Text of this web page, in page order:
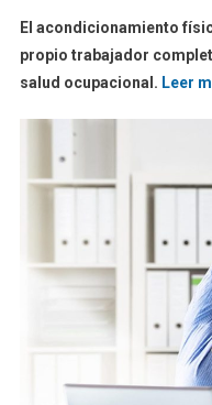
El acondicionamiento
propio trabajador
salud ocupacional. Leer